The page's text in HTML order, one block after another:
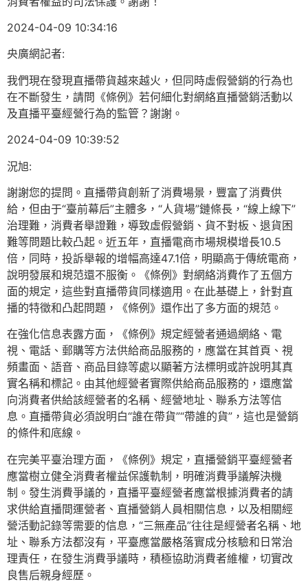
2024-04-09 10:34:16
央廣網記者:
我們現在發現直播帶貨越來越火，但同時虛假營銷的行為也
在不斷發生，請問《條例》若何細化對網絡直播營銷活動以
及直播平臺經營行為的監管？謝謝。
2024-04-09 10:39:52
況旭:
謝謝您的提問。直播帶貨創新了消費場景，豐富了消費供
給，但由于“臺前幕后”主體多，“人貨場”鏈條長，“線上線下”
治理難，消費者舉證難，導致虛假營銷、貨不對板、退貨困
難等問題比較凸起。近五年，直播電商市場規模增長10.5
倍，同時，投訴舉報的增幅高達47.1倍，明顯高于傳統電商，
說明發展和規范還不服衡。《條例》對網絡消費作了五個方
面的規定，這些對直播帶貨同樣適用。在此基礎上，針對直
播的特徵和凸起問題，《條例》還作出了多方面的規范。
在強化信息表露方面，《條例》規定經營者通過網絡、電
視、電話、郵購等方法供給商品服務的，應當在其首頁、視
頻畫面、語音、商品目錄等處以顯著方法標明或許說明其真
實名稱和標記。由其他經營者實際供給商品服務的，還應當
向消費者供給該經營者的名稱、經營地址、聯系方法等信
息。直播帶貨必須說明白“誰在帶貨”“帶誰的貨”，這也是營銷
的條件和底線。
在完美平臺治理方面，《條例》規定，直播營銷平臺經營者
應當樹立健全消費者權益保護軌制，明確消費爭議解決機
制。發生消費爭議的，直播平臺經營者應當根據消費者的請
求供給直播間運營者、直播營銷人員相關信息，以及相關經
營活動記錄等需要的信息，“三無產品”往往是經營者名稱、地
址、聯系方法都沒有，平臺應當嚴格落實成分核驗和日常治
理責任，在發生消費爭議時，積極協助消費者維權，切實改
良售后親身經歷。